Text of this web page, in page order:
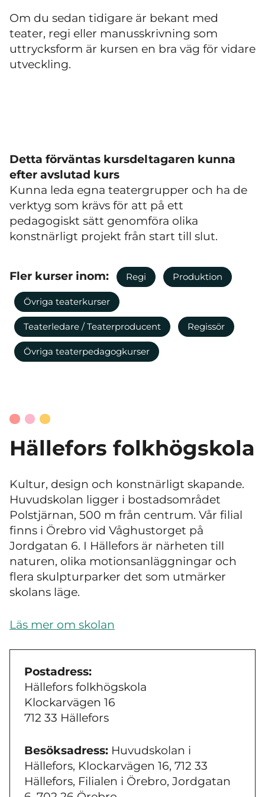
Om du sedan tidigare är bekant med
teater, regi eller manusskrivning som
uttrycksform är kursen en bra väg för vidare
utveckling.
Detta förväntas kursdeltagaren kunna
efter avslutad kurs
Kunna leda egna teatergrupper och ha de
verktyg som krävs för att på ett
pedagogiskt sätt genomföra olika
konstnärligt projekt från start till slut.
Fler kurser inom: Regi Produktion
Övriga teaterkurser
Teaterledare / Teaterproducent Regissör
Övriga teaterpedagogkurser
Hällefors folkhögskola
Kultur, design och konstnärligt skapande.
Huvudskolan ligger i bostadsområdet
Polstjärnan, 500 m från centrum. Vår filial
finns i Örebro vid Våghustorget på
Jordgatan 6. I Hällefors är närheten till
naturen, olika motionsanläggningar och
flera skulpturparker det som utmärker
skolans läge.
Läs mer om skolan
Postadress:
Hällefors folkhögskola
Klockarvägen 16
712 33 Hällefors
Besöksadress: Huvudskolan i
Hällefors, Klockarvägen 16, 712 33
Hällefors, Filialen i Örebro, Jordgatan